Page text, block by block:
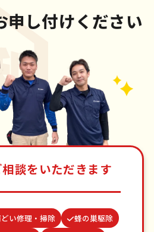
申し付けください
談をいただきます
い修理・掃除
蜂の巣駆除